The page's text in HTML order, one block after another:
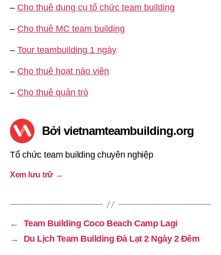
– Cho thuê dụng cụ tổ chức team building
– Cho thuê MC team building
– Tour teambuilding 1 ngày
– Cho thuê hoạt náo viên
– Cho thuê quản trò
Bởi vietnamteambuilding.org
Tổ chức team building chuyên nghiệp
Xem lưu trữ →
←
Team Building Coco Beach Camp Lagi
→
Du Lịch Team Building Đà Lạt 2 Ngày 2 Đêm